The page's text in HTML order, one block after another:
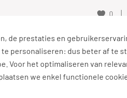
de prestaties en
personaliseren: dus beter af te
Voor het optimaliseren van
we enkel functionele
0